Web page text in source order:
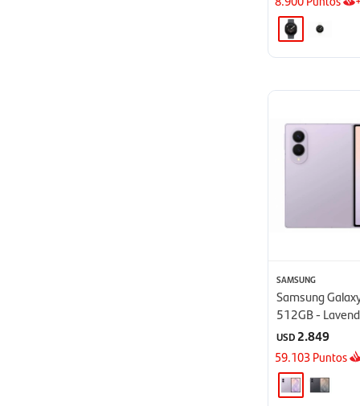
SAMSUNG
Samsung
512GB -
USD2.849
59.103Puntos